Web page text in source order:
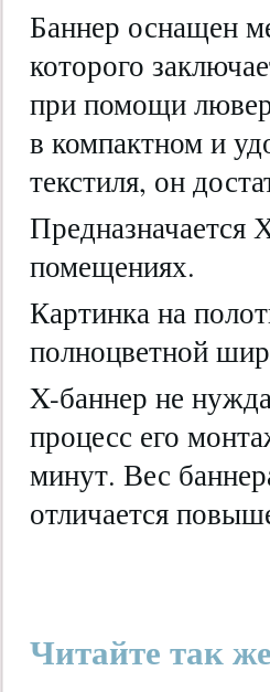
Баннер оснащен
которого
при помощи
в компактном и
текстиля, он
Предназначается
помещениях.
Картинка на
полноцветной
X-баннер не
процесс его
минут. Вес
отличается
Читайте так